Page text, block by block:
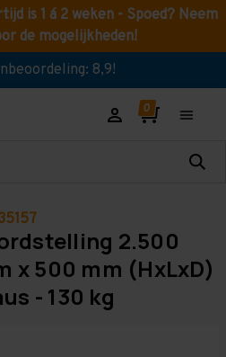
is 1 á 2 weken - Spoed? Neem
de mogelijkheden!
8,9!
2.500
x 500 mm (HxLxD)
- 130 kg